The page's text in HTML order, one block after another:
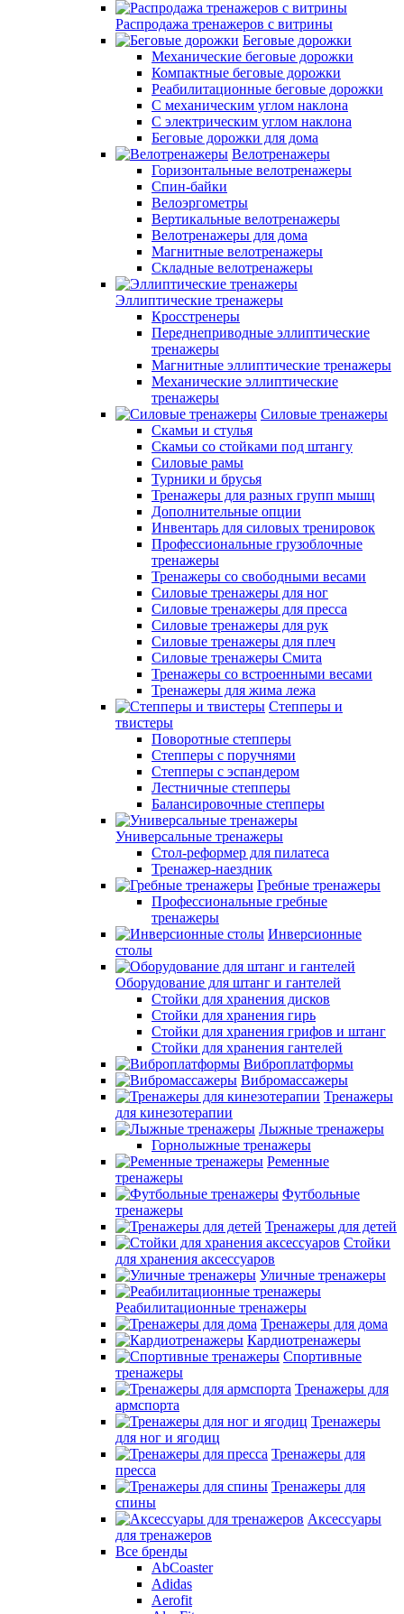
Распродажа тренажеров с витрины
Беговые дорожки
Механические беговые дорожки
Компактные беговые дорожки
Реабилитационные беговые дорожки
С механическим углом наклона
С электрическим углом наклона
Беговые дорожки для дома
Велотренажеры
Горизонтальные велотренажеры
Спин-байки
Велоэргометры
Вертикальные велотренажеры
Велотренажеры для дома
Магнитные велотренажеры
Складные велотренажеры
Эллиптические тренажеры
Кросстренеры
Переднеприводные эллиптические
тренажеры
Магнитные эллиптические тренажеры
Механические эллиптические
тренажеры
Силовые тренажеры
Скамьи и стулья
Скамьи со стойками под штангу
Силовые рамы
Турники и брусья
Тренажеры для разных групп мышц
Дополнительные опции
Инвентарь для силовых тренировок
Профессиональные грузоблочные
тренажеры
Тренажеры со свободными весами
Силовые тренажеры для ног
Силовые тренажеры для пресса
Силовые тренажеры для рук
Силовые тренажеры для плеч
Силовые тренажеры Смита
Тренажеры со встроенными весами
Тренажеры для жима лежа
Степперы и
твистеры
Поворотные степперы
Степперы с поручнями
Степперы с эспандером
Лестничные степперы
Балансировочные степперы
Универсальные тренажеры
Стол-реформер для пилатеса
Тренажер-наездник
Гребные тренажеры
Профессиональные гребные
тренажеры
Инверсионные
столы
Оборудование для штанг и гантелей
Стойки для хранения дисков
Стойки для хранения гирь
Стойки для хранения грифов и штанг
Стойки для хранения гантелей
Виброплатформы
Вибромассажеры
Тренажеры
для кинезотерапии
Лыжные тренажеры
Горнолыжные тренажеры
Ременные
тренажеры
Футбольные
тренажеры
Тренажеры для детей
Стойки
для хранения аксессуаров
Уличные тренажеры
Реабилитационные тренажеры
Тренажеры для дома
Кардиотренажеры
Спортивные
тренажеры
Тренажеры для
армспорта
Тренажеры
для ног и ягодиц
Тренажеры для
пресса
Тренажеры для
спины
Аксессуары
для тренажеров
Все бренды
AbCoaster
Adidas
Aerofit